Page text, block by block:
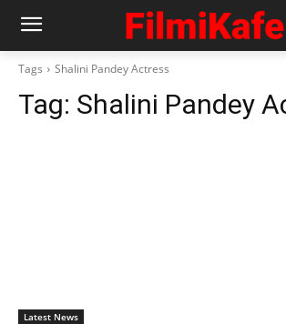
Tags Shalini Pandey Actress
Tag: Shalini Pandey
Latest News